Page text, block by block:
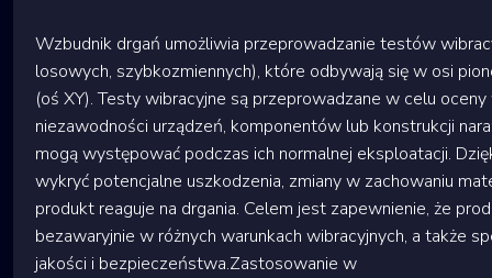
Wzbudnik drgań umożliwia przeprowadzanie testów
losowych, szybkozmiennych), które odbywają się w osi
(oś XY). Testy wibracyjne są przeprowadzane w celu
niezawodności urządzeń, komponentów lub konstrukcji
mogą występować podczas ich normalnej eksploatacji.
wykryć potencjalne uszkodzenia, zmiany w zachowaniu
produkt reaguje na drgania. Celem jest zapewnienie, że
bezawaryjnie w różnych warunkach wibracyjnych, a także
jakości i bezpieczeństwa.Zastosowanie w